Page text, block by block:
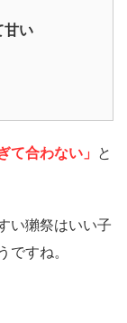
甘い
て合わない」 と
い獺祭はいい子
すね。